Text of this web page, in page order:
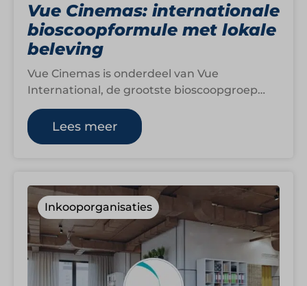
Vue Cinemas: internationale
bioscoopformule met lokale
beleving
Vue Cinemas is onderdeel van Vue
International, de grootste bioscoopgroep
buiten de Verenigde Staten. In Nederland
telt de keten twintig…
Lees meer
Inkooporganisaties